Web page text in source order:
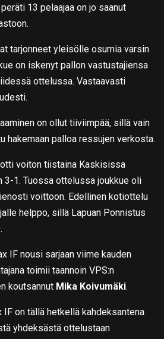
13 pelaajaa on jo saanut
tarjonneet yleisölle osumia varsin
on iskenyt pallon vastustajiensa
ottelussa. Vastaavasti
on ollut tiiviimpää, sillä vain
hakemaan palloa ressujen verkosta.
voiton tiistaina Kaskisissa
3-1. Tuossa ottelussa joukkue oli
voittoon. Edellinen kotiottelu
helppo, sillä Lapuan Ponnistus
IF nousi sarjaan viime kauden
toimii taannoin VPS:n
koutsannut Mika Koivumäki.
IF on tällä hetkellä kahdeksantena
yhdeksästä ottelustaan